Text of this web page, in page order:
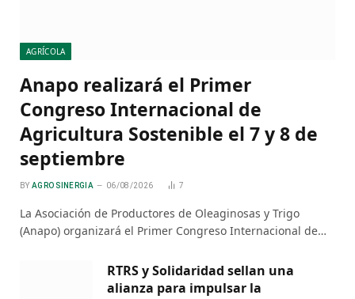
AGRÍCOLA
Anapo realizará el Primer
Congreso Internacional de
Agricultura Sostenible el 7 y 8 de
septiembre
BY AGRO SINERGIA 06/08/2026 7
La Asociación de Productores de Oleaginosas y Trigo
(Anapo) organizará el Primer Congreso Internacional de…
RTRS y Solidaridad sellan una
alianza para impulsar la